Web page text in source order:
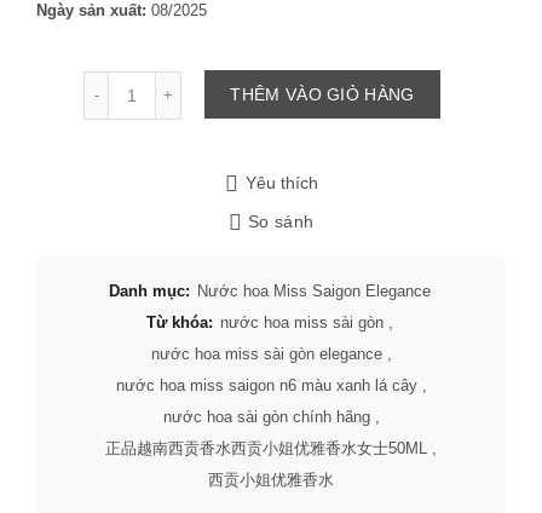
Ngày sản xuất: 08/2025
THÊM VÀO GIỎ HÀNG
Yêu thích
So sánh
Danh mục: Nước hoa Miss Saigon Elegance
Từ khóa: nước hoa miss sài gòn
nước hoa miss sài gòn elegance
nước hoa miss saigon n6 màu xanh lá cây
nước hoa sài gòn chính hãng
正品越南西贡香水西贡小姐优雅香水女士50ML
西贡小姐优雅香水